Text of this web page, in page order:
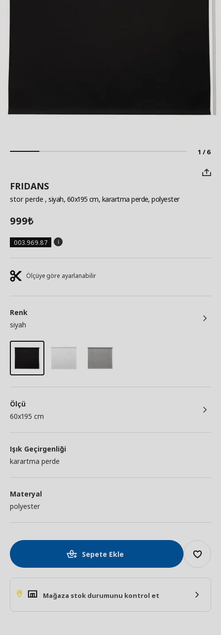
1 / 6
FRIDANS
stor perde , siyah, 60x195 cm, karartma perde, polyester
999₺
003.969.87
Ölçüye göre ayarlanabilir
Renk
siyah
Ölçü
60x195 cm
Işık Geçirgenliği
karartma perde
Materyal
polyester
Sepete Ekle
Mağaza stok durumunu kontrol et